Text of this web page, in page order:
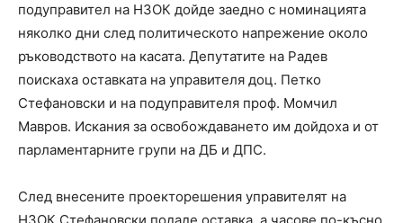
подуправител на НЗОК дойде заедно с номинацията
няколко дни след политическото напрежение около
ръководството на касата. Депутатите на Радев
поискаха оставката на управителя доц. Петко
Стефановски и на подуправителя проф. Момчил
Мавров. Искания за освобождаването им дойдоха и от
парламентарните групи на ДБ и ДПС.
След внесените проекторешения управителят на